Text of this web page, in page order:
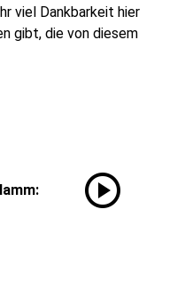
viel Dankbarkeit hier
gibt, die von diesem
play_circle